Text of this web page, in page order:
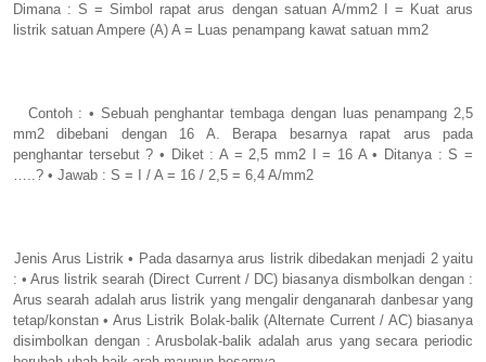
Dimana : S = Simbol rapat arus dengan satuan A/mm2 I = Kuat arus
listrik satuan Ampere (A) A = Luas penampang kawat satuan mm2
Contoh : • Sebuah penghantar tembaga dengan luas penampang 2,5
mm2 dibebani dengan 16 A. Berapa besarnya rapat arus pada
penghantar tersebut ? • Diket : A = 2,5 mm2 I = 16 A • Ditanya : S =
…..? • Jawab : S = I / A = 16 / 2,5 = 6,4 A/mm2
Jenis Arus Listrik • Pada dasarnya arus listrik dibedakan menjadi 2 yaitu
: • Arus listrik searah (Direct Current / DC) biasanya dismbolkan dengan :
Arus searah adalah arus listrik yang mengalir denganarah danbesar yang
tetap/konstan • Arus Listrik Bolak-balik (Alternate Current / AC) biasanya
disimbolkan dengan : Arusbolak-balik adalah arus yang secara periodic